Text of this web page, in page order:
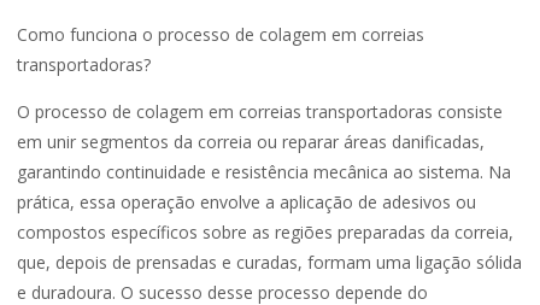
Como funciona o processo de colagem em correias
transportadoras?
O processo de colagem em correias transportadoras consiste
em unir segmentos da correia ou reparar áreas danificadas,
garantindo continuidade e resistência mecânica ao sistema. Na
prática, essa operação envolve a aplicação de adesivos ou
compostos específicos sobre as regiões preparadas da correia,
que, depois de prensadas e curadas, formam uma ligação sólida
e duradoura. O sucesso desse processo depende do